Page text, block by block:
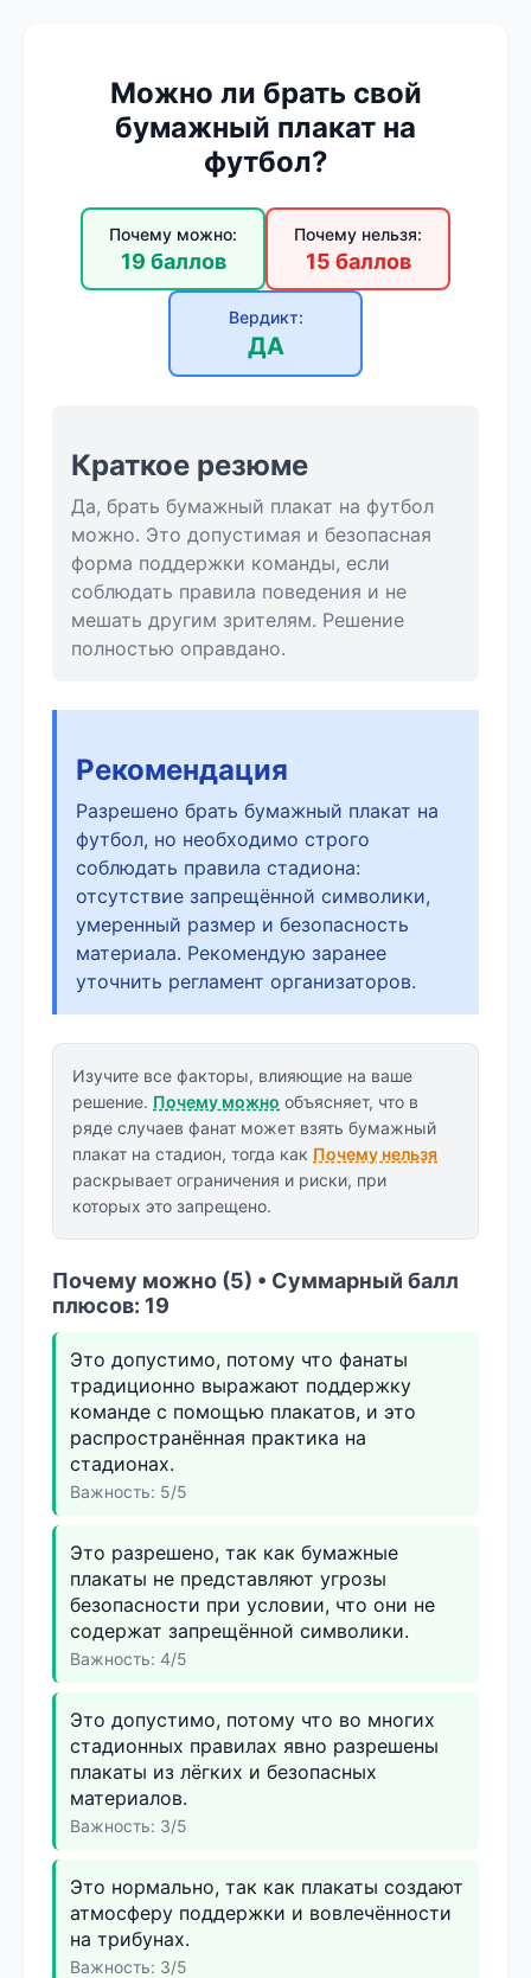
Можно ли брать свой
бумажный плакат на
футбол?
Почему можно:
19 баллов
Почему нельзя:
15 баллов
Вердикт:
ДА
Краткое резюме
Да, брать бумажный плакат на футбол
можно. Это допустимая и безопасная
форма поддержки команды, если
соблюдать правила поведения и не
мешать другим зрителям. Решение
полностью оправдано.
Рекомендация
Разрешено брать бумажный плакат на
футбол, но необходимо строго
соблюдать правила стадиона:
отсутствие запрещённой символики,
умеренный размер и безопасность
материала. Рекомендую заранее
уточнить регламент организаторов.
Изучите все факторы, влияющие на ваше
решение. Почему можно объясняет, что в
ряде случаев фанат может взять бумажный
плакат на стадион, тогда как Почему нельзя
раскрывает ограничения и риски, при
которых это запрещено.
Почему можно (5) • Суммарный балл
плюсов: 19
Это допустимо, потому что фанаты
традиционно выражают поддержку
команде с помощью плакатов, и это
распространённая практика на
стадионах.
Важность: 5/5
Это разрешено, так как бумажные
плакаты не представляют угрозы
безопасности при условии, что они не
содержат запрещённой символики.
Важность: 4/5
Это допустимо, потому что во многих
стадионных правилах явно разрешены
плакаты из лёгких и безопасных
материалов.
Важность: 3/5
Это нормально, так как плакаты создают
атмосферу поддержки и вовлечённости
на трибунах.
Важность: 3/5